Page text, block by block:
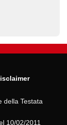
della Testata
10/02/2011